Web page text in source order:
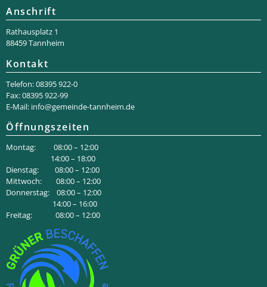
Anschrift
Rathaus­platz 1
88459 Tannheim
Kontakt
Telefon: 08395 922-0
Fax: 08395 922-99
E-Mail: info@gemeinde-tannheim.de
Öffnungszeiten
Montag: 08:00 – 12:00
14:00 – 18:00
Dienstag: 08:00 – 12:00
Mittwoch: 08:00 – 12:00
Donnerstag: 08:00 – 12:00
14:00 – 16:00
Freitag: 08:00 – 12:00